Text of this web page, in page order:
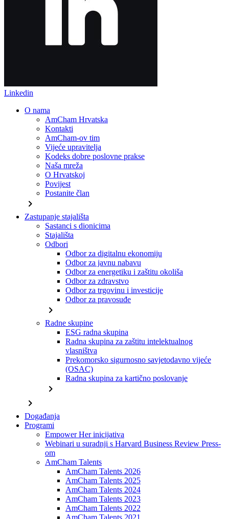
Linkedin
O nama
AmCham Hrvatska
Kontakti
AmCham-ov tim
Vijeće upravitelja
Kodeks dobre poslovne prakse
Naša mreža
O Hrvatskoj
Povijest
Postanite član
chevron_right
Zastupanje stajališta
Sastanci s dionicima
Stajališta
Odbori
Odbor za digitalnu ekonomiju
Odbor za javnu nabavu
Odbor za energetiku i zaštitu okoliša
Odbor za zdravstvo
Odbor za trgovinu i investicije
Odbor za pravosuđe
chevron_right
Radne skupine
ESG radna skupina
Radna skupina za zaštitu intelektualnog
vlasništva
Prekomorsko sigurnosno savjetodavno vijeće
(OSAC)
Radna skupina za kartično poslovanje
chevron_right
chevron_right
Događanja
Programi
Empower Her inicijativa
Webinari u suradnji s Harvard Business Review Press-
om
AmCham Talents
AmCham Talents 2026
AmCham Talents 2025
AmCham Talents 2024
AmCham Talents 2023
AmCham Talents 2022
AmCham Talents 2021